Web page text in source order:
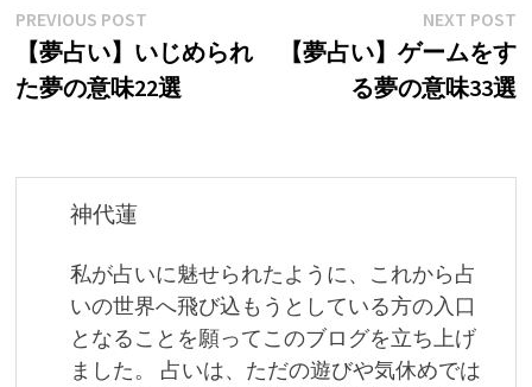
投
稿
ナ
PREVIOUS POSTPrevious
post:
【夢占い】いじめられ
た夢の意味22選
NEXT POST
【夢占い】ゲームをす
る夢の意味33選
神代蓮
私が占いに魅せられたように、これから占
いの世界へ飛び込もうとしている方の入口
となることを願ってこのブログを立ち上げ
ました。 占いは、ただの遊びや気休めでは